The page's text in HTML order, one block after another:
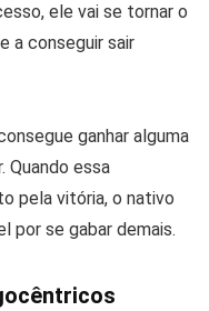
ele vai se tornar o
a conseguir sair
ganhar alguma
Quando essa
pela vitória, o nativo
por se gabar demais.